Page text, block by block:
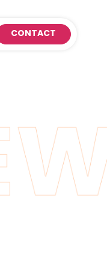
CONTACT